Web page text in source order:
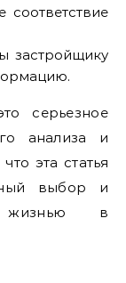
соответствие
застройщику
серьезное
анализа и
эта статья
выбор и
жизнью в